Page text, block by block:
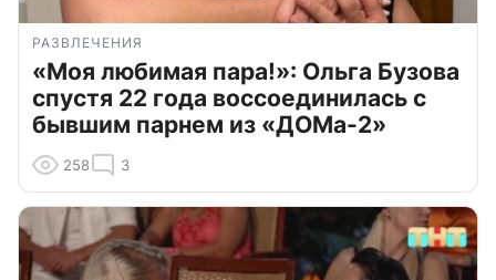
РАЗВЛЕЧЕНИЯ
«Моя любимая пара!»: Ольга Бузова
спустя 22 года воссоединилась с
бывшим парнем из «ДОМа-2»
258 3